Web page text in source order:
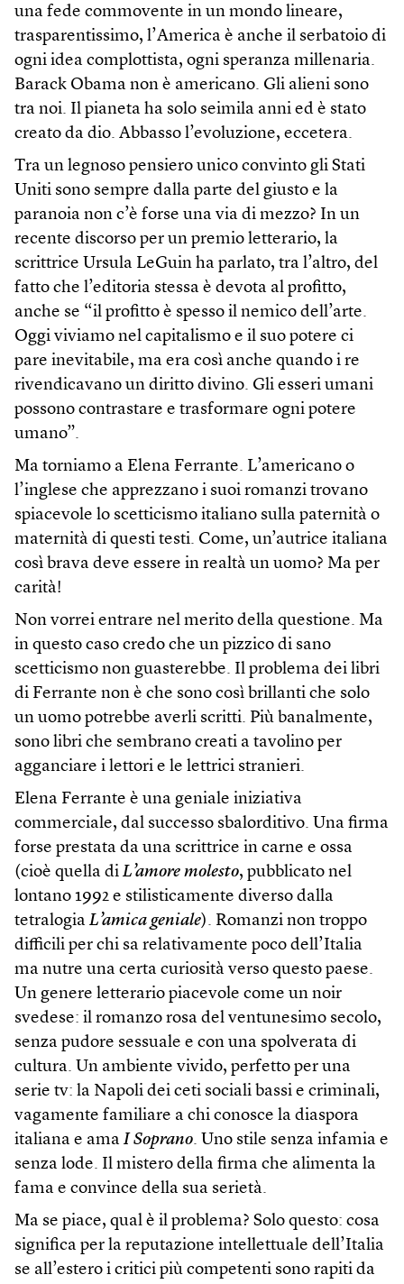
una fede commovente in un mondo lineare,
trasparentissimo, l’America è anche il serbatoio di
ogni idea complottista, ogni speranza millenaria.
Barack Obama non è americano. Gli alieni sono
tra noi. Il pianeta ha solo seimila anni ed è stato
creato da dio. Abbasso l’evoluzione, eccetera.
Tra un legnoso pensiero unico convinto gli Stati
Uniti sono sempre dalla parte del giusto e la
paranoia non c’è forse una via di mezzo? In un
recente discorso per un premio letterario, la
scrittrice Ursula LeGuin ha parlato, tra l’altro, del
fatto che l’editoria stessa è devota al profitto,
anche se “il profitto è spesso il nemico dell’arte.
Oggi viviamo nel capitalismo e il suo potere ci
pare inevitabile, ma era così anche quando i re
rivendicavano un diritto divino. Gli esseri umani
possono contrastare e trasformare ogni potere
umano”.
Ma torniamo a Elena Ferrante. L’americano o
l’inglese che apprezzano i suoi romanzi trovano
spiacevole lo scetticismo italiano sulla paternità o
maternità di questi testi. Come, un’autrice italiana
così brava deve essere in realtà un uomo? Ma per
carità!
Non vorrei entrare nel merito della questione. Ma
in questo caso credo che un pizzico di sano
scetticismo non guasterebbe. Il problema dei libri
di Ferrante non è che sono così brillanti che solo
un uomo potrebbe averli scritti. Più banalmente,
sono libri che sembrano creati a tavolino per
agganciare i lettori e le lettrici stranieri.
Elena Ferrante è una geniale iniziativa
commerciale, dal successo sbalorditivo. Una firma
forse prestata da una scrittrice in carne e ossa
(cioè quella di L’amore molesto, pubblicato nel
lontano 1992 e stilisticamente diverso dalla
tetralogia L’amica geniale). Romanzi non troppo
difficili per chi sa relativamente poco dell’Italia
ma nutre una certa curiosità verso questo paese.
Un genere letterario piacevole come un noir
svedese: il romanzo rosa del ventunesimo secolo,
senza pudore sessuale e con una spolverata di
cultura. Un ambiente vivido, perfetto per una
serie tv: la Napoli dei ceti sociali bassi e criminali,
vagamente familiare a chi conosce la diaspora
italiana e ama I Soprano. Uno stile senza infamia e
senza lode. Il mistero della firma che alimenta la
fama e convince della sua serietà.
Ma se piace, qual è il problema? Solo questo: cosa
significa per la reputazione intellettuale dell’Italia
se all’estero i critici più competenti sono rapiti da